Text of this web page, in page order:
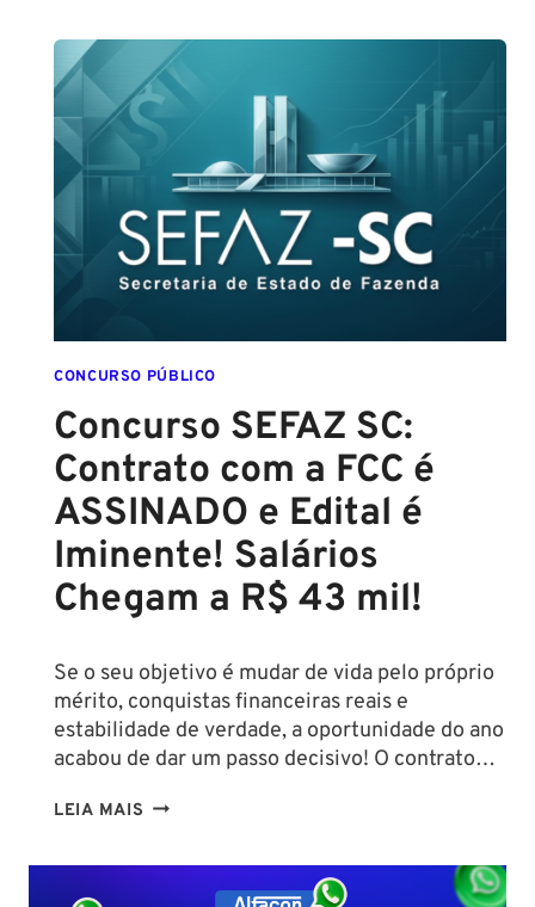
SALVADOR
(GCM
SALVADOR):
CONFIRMADO
SETEMBRO!
CONCURSO PÚBLICO
Concurso SEFAZ SC:
Contrato com a FCC é
ASSINADO e Edital é
Iminente! Salários
Chegam a R$ 43 mil!
Se o seu objetivo é mudar de vida pelo próprio
mérito, conquistas financeiras reais e
estabilidade de verdade, a oportunidade do ano
acabou de dar um passo decisivo! O contrato…
LEIA MAIS CONCURSO
SC:
CONTRATO